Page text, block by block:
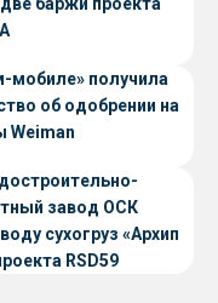
мобиле» получила
об одобрении на
Weiman
завод ОСК
сухогруз «Архип
RSD59